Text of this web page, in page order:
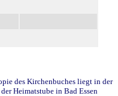
des Kirchenbuches liegt in der
Heimatstube in Bad Essen